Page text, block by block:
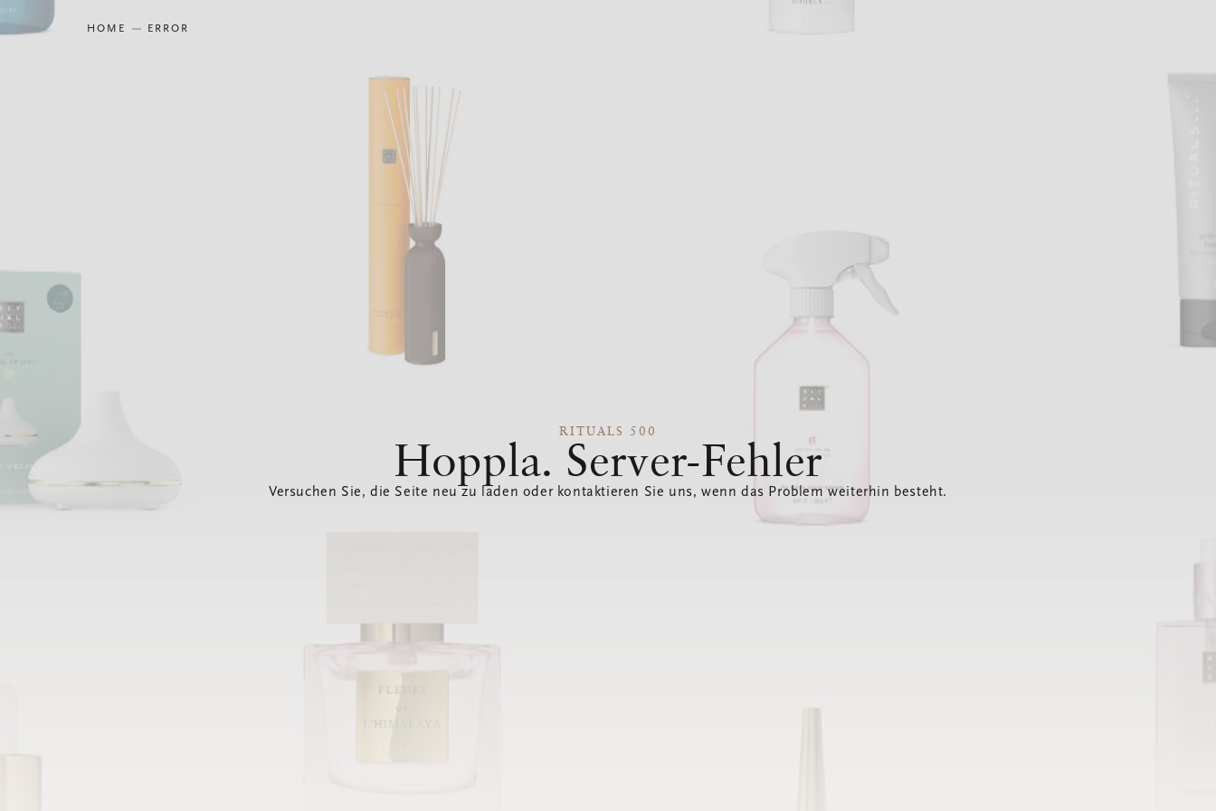
HOME ERROR
RITUALS 500
Hoppla. Server-Fehler
Versuchen Sie, die Seite neu zu laden oder kontaktieren Sie uns, wenn das Problem weiterhin besteht.